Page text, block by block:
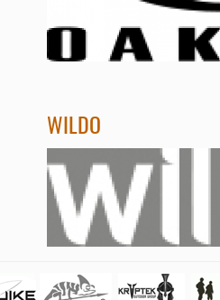
WILDO